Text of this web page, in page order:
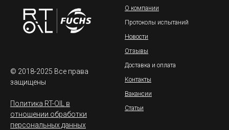
© 2018-2025 Все права
защищены
Политика RT-OIL в
отношении обработки
персональных данных
О компании
Протоколы испытаний
Новости
Отзывы
Доставка и оплата
Контакты
Вакансии
Статьи